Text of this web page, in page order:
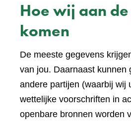
Hoe wij aan
komen
De meeste gegevens
van jou. Daarnaast kunnen
andere partijen (waarbij wij
wettelijke voorschriften in
openbare bronnen worden